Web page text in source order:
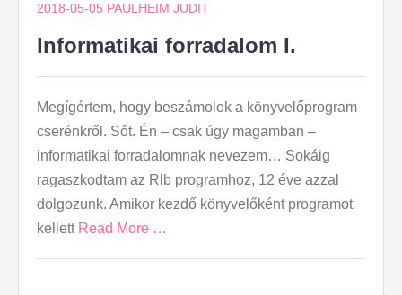
2018-05-05 PAULHEIM JUDIT
Informatikai forradalom I.
Megígértem, hogy beszámolok a könyvelőprogram
cserénkről. Sőt. Én – csak úgy magamban –
informatikai forradalomnak nevezem… Sokáig
ragaszkodtam az Rlb programhoz, 12 éve azzal
dolgozunk. Amikor kezdő könyvelőként programot
kellett Read More …